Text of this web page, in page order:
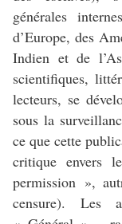
générales
d’Europe, des
Indien et de
scientifiques,
lecteurs, se
sous la
ce que cette
critique envers
permission »,
censure). Les